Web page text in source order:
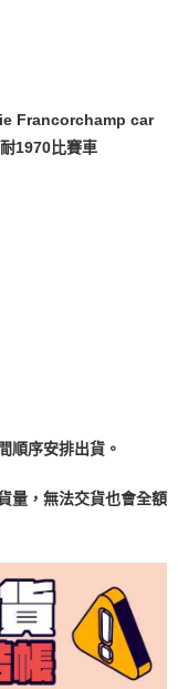
對及更正。
Francorchamp car
1970比賽車
順序安排出貨。
量，無法交貨也會全額